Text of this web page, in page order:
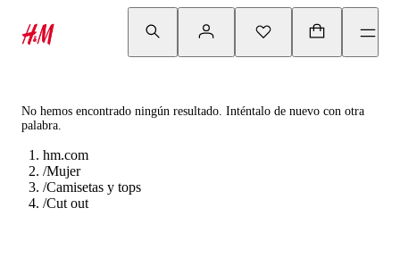
No hemos encontrado ningún resultado. Inténtalo de nuevo con otra
palabra.
hm.com
/Mujer
/Camisetas y tops
/Cut out